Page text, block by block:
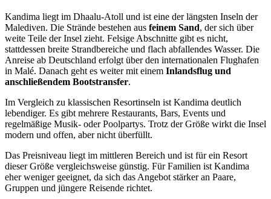
Kandima liegt im Dhaalu-Atoll und ist eine der längsten Inseln der
Malediven. Die Strände bestehen aus feinem Sand, der sich über
weite Teile der Insel zieht. Felsige Abschnitte gibt es nicht,
stattdessen breite Strandbereiche und flach abfallendes Wasser. Die
Anreise ab Deutschland erfolgt über den internationalen Flughafen
in Malé. Danach geht es weiter mit einem Inlandsflug und
anschließendem Bootstransfer.
Im Vergleich zu klassischen Resortinseln ist Kandima deutlich
lebendiger. Es gibt mehrere Restaurants, Bars, Events und
regelmäßige Musik- oder Poolpartys. Trotz der Größe wirkt die Insel
modern und offen, aber nicht überfüllt.
Das Preisniveau liegt im mittleren Bereich und ist für ein Resort
dieser Größe vergleichsweise günstig. Für Familien ist Kandima
eher weniger geeignet, da sich das Angebot stärker an Paare,
Gruppen und jüngere Reisende richtet.